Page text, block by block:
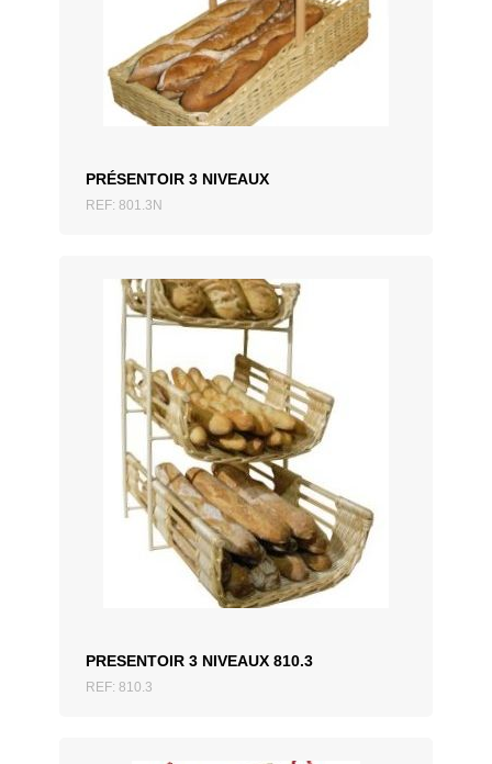
PRÉSENTOIR 3 NIVEAUX
REF: 801.3N
AJOUTER AU DEVIS
PRESENTOIR 3 NIVEAUX 810.3
REF: 810.3
AJOUTER AU DEVIS